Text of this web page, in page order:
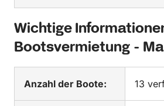
Wichtige
Bootsvermietung -
Anzahl der Boote: 13